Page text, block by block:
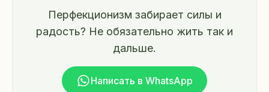
Перфекционизм забирает силы и
радость? Не обязательно жить так и
дальше.
Написать в WhatsApp